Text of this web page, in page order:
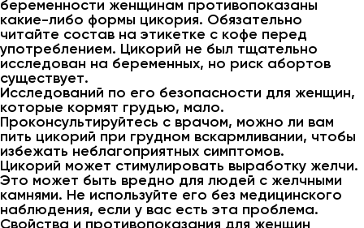
беременности женщинам противопоказаны
какие-либо формы цикория. Обязательно
читайте состав на этикетке с кофе перед
употреблением. Цикорий не был тщательно
исследован на беременных, но риск абортов
существует.
Исследований по его безопасности для женщин,
которые кормят грудью, мало.
Проконсультируйтесь с врачом, можно ли вам
пить цикорий при грудном вскармливании, чтобы
избежать неблагоприятных симптомов.
Цикорий может стимулировать выработку желчи.
Это может быть вредно для людей с желчными
камнями. Не используйте его без медицинского
наблюдения, если у вас есть эта проблема.
Свойства и противопоказания для женщин